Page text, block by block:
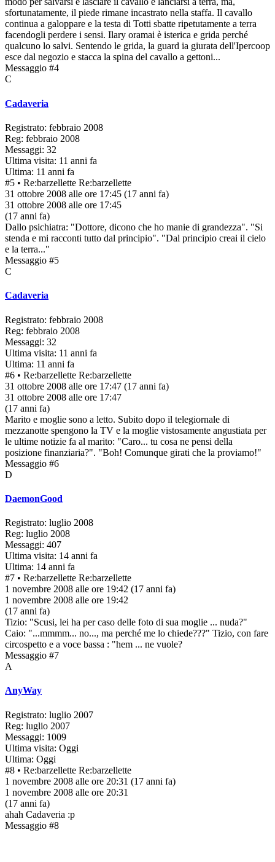
sfortunatamente, il piede rimane incastrato nella staffa. Il cavallo
continua a galoppare e la testa di Totti sbatte ripetutamente a terra
facendogli perdere i sensi. Ilary oramai è isterica e grida perché
qualcuno lo salvi. Sentendo le grida, la guard ia giurata dell'Ipercoop
esce dal negozio e stacca la spina del cavallo a gettoni...
Messaggio #4
C
Cadaveria
Registrato: febbraio 2008
Reg: febbraio 2008
Messaggi: 32
Ultima visita: 11 anni fa
Ultima: 11 anni fa
#5 • Re:barzellette Re:barzellette
31 ottobre 2008 alle ore 17:45 (17 anni fa)
31 ottobre 2008 alle ore 17:45
(17 anni fa)
Dallo psichiatra: "Dottore, dicono che ho manie di grandezza". "Si
stenda e mi racconti tutto dal principio". "Dal principio creai il cielo
e la terra..."
Messaggio #5
C
Cadaveria
Registrato: febbraio 2008
Reg: febbraio 2008
Messaggi: 32
Ultima visita: 11 anni fa
Ultima: 11 anni fa
#6 • Re:barzellette Re:barzellette
31 ottobre 2008 alle ore 17:47 (17 anni fa)
31 ottobre 2008 alle ore 17:47
(17 anni fa)
Marito e moglie sono a letto. Subito dopo il telegiornale di
mezzanotte spengono la TV e la moglie vistosamente angustiata per
le ultime notizie fa al marito: "Caro... tu cosa ne pensi della
posizione finanziaria?". "Boh! Comunque girati che la proviamo!"
Messaggio #6
D
DaemonGood
Registrato: luglio 2008
Reg: luglio 2008
Messaggi: 407
Ultima visita: 14 anni fa
Ultima: 14 anni fa
#7 • Re:barzellette Re:barzellette
1 novembre 2008 alle ore 19:42 (17 anni fa)
1 novembre 2008 alle ore 19:42
(17 anni fa)
Tizio: "Scusi, lei ha per caso delle foto di sua moglie ... nuda?"
Caio: "...mmmm... no..., ma perché me lo chiede???" Tizio, con fare
circospetto e a voce bassa : "hem ... ne vuole?
Messaggio #7
A
AnyWay
Registrato: luglio 2007
Reg: luglio 2007
Messaggi: 1009
Ultima visita: Oggi
Ultima: Oggi
#8 • Re:barzellette Re:barzellette
1 novembre 2008 alle ore 20:31 (17 anni fa)
1 novembre 2008 alle ore 20:31
(17 anni fa)
ahah Cadaveria :p
Messaggio #8